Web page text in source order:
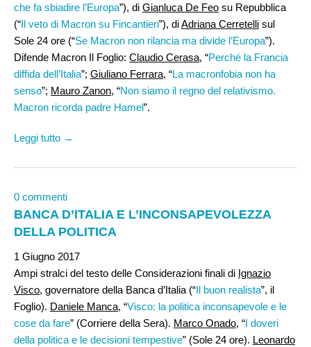
che fa sbiadire l’Europa”), di Gianluca De Feo su Repubblica
(“Il veto di Macron su Fincantieri”), diAdriana Cerretelli sul
Sole 24 ore (“Se Macron non rilancia ma divide l’Europa”).
Difende Macron Il Foglio: Claudio Cerasa, “Perché la Francia
diffida dell’Italia”; Giuliano Ferrara, “La macronfobia non ha
senso”; Mauro Zanon, “Non siamo il regno del relativismo.
Macron ricorda padre Hamel”.
Leggi tutto →
0 commenti
BANCA D’ITALIA E L’INCONSAPEVOLEZZA
DELLA POLITICA
1 Giugno 2017
Ampi stralci del testo delle Considerazioni finali di Ignazio
Visco, governatore della Banca d’Italia (“Il buon realista”, il
Foglio). Daniele Manca, “Visco: la politica inconsapevole e le
cose da fare” (Corriere della Sera). Marco Onado, “I doveri
della politica e le decisioni tempestive” (Sole 24 ore). Leonardo